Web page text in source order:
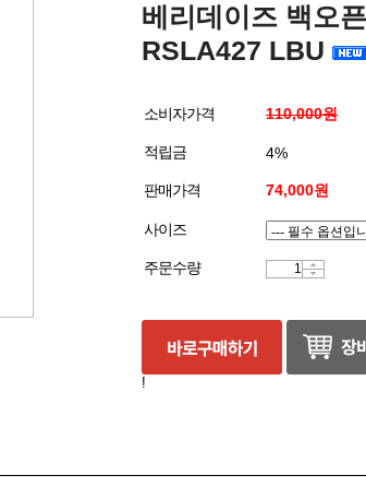
베리데이즈 백오
RSLA427 LBU
소비자가격 110,000원
적립금 4%
판매가격 74,000원
사이즈
주문수량
!